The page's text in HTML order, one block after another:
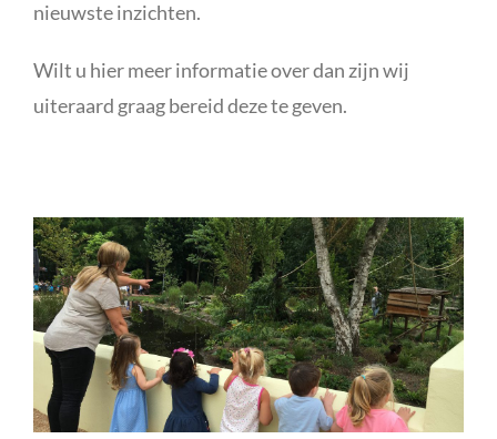
nieuwste inzichten.
Wilt u hier meer informatie over dan zijn wij
uiteraard graag bereid deze te geven.